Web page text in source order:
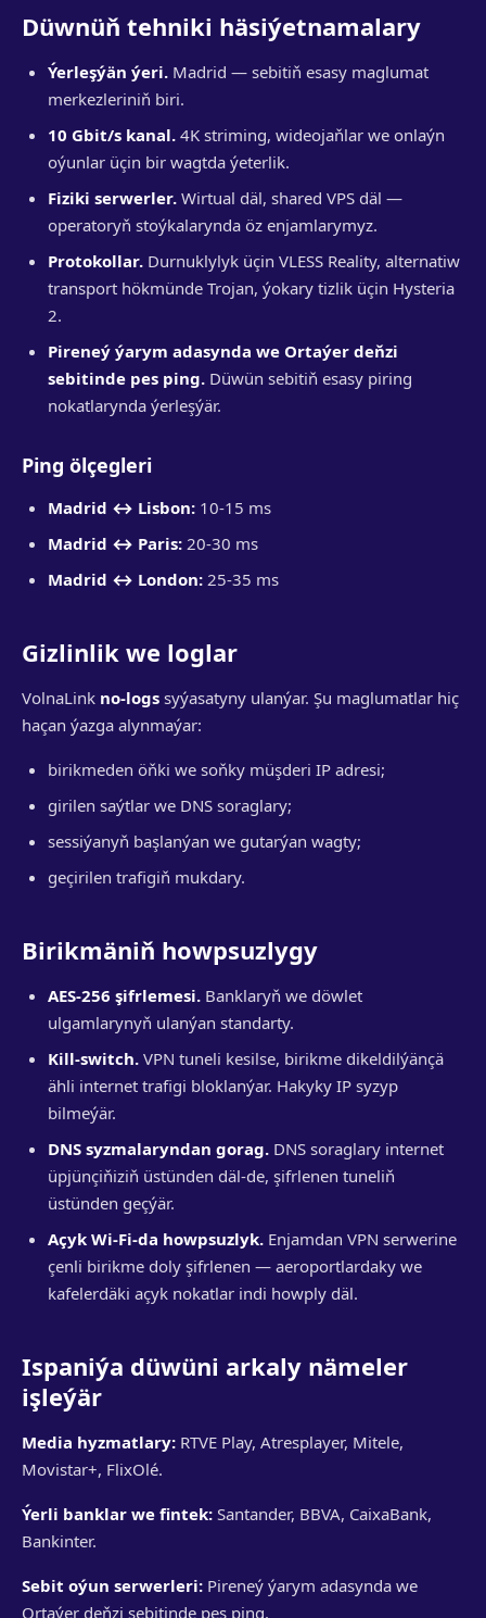
Düwnüň tehniki häsiýetnamalary
Ýerleşýän ýeri. Madrid — sebitiň esasy maglumat
merkezleriniň biri.
10 Gbit/s kanal. 4K striming, wideojaňlar we onlaýn
oýunlar üçin bir wagtda ýeterlik.
Fiziki serwerler. Wirtual däl, shared VPS däl —
operatoryň stoýkalarynda öz enjamlarymyz.
Protokollar. Durnuklylyk üçin VLESS Reality, alternatiw
transport hökmünde Trojan, ýokary tizlik üçin Hysteria
2.
Pireneý ýarym adasynda we Ortaýer deňzi
sebitinde pes ping. Düwün sebitiň esasy piring
nokatlarynda ýerleşýär.
Ping ölçegleri
Madrid ↔ Lisbon: 10-15 ms
Madrid ↔ Paris: 20-30 ms
Madrid ↔ London: 25-35 ms
Gizlinlik we loglar
VolnaLink no-logs syýasatyny ulanýar. Şu maglumatlar hiç
haçan ýazga alynmaýar:
birikmeden öňki we soňky müşderi IP adresi;
girilen saýtlar we DNS soraglary;
sessiýanyň başlanýan we gutarýan wagty;
geçirilen trafigiň mukdary.
Birikmäniň howpsuzlygy
AES-256 şifrlemesi. Banklaryň we döwlet
ulgamlarynyň ulanýan standarty.
Kill-switch. VPN tuneli kesilse, birikme dikeldilýänçä
ähli internet trafigi bloklanýar. Hakyky IP syzyp
bilmeýär.
DNS syzmalaryndan gorag. DNS soraglary internet
üpjünçiňiziň üstünden däl-de, şifrlenen tuneliň
üstünden geçýär.
Açyk Wi-Fi-da howpsuzlyk. Enjamdan VPN serwerine
çenli birikme doly şifrlenen — aeroportlardaky we
kafelerdäki açyk nokatlar indi howply däl.
Ispaniýa düwüni arkaly nämeler
işleýär
Media hyzmatlary: RTVE Play, Atresplayer, Mitele,
Movistar+, FlixOlé.
Ýerli banklar we fintek: Santander, BBVA, CaixaBank,
Bankinter.
Sebit oýun serwerleri: Pireneý ýarym adasynda we
Ortaýer deňzi sebitinde pes ping.